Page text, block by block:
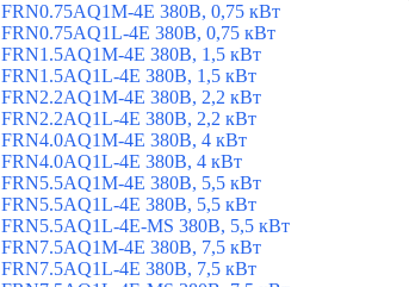
FRN0.75AQ1M-4E 380В, 0,75 кВт
FRN0.75AQ1L-4E 380В, 0,75 кВт
FRN1.5AQ1M-4E 380В, 1,5 кВт
FRN1.5AQ1L-4E 380В, 1,5 кВт
FRN2.2AQ1M-4E 380В, 2,2 кВт
FRN2.2AQ1L-4E 380В, 2,2 кВт
FRN4.0AQ1M-4E 380В, 4 кВт
FRN4.0AQ1L-4E 380В, 4 кВт
FRN5.5AQ1M-4E 380В, 5,5 кВт
FRN5.5AQ1L-4E 380В, 5,5 кВт
FRN5.5AQ1L-4E-MS 380В, 5,5 кВт
FRN7.5AQ1M-4E 380В, 7,5 кВт
FRN7.5AQ1L-4E 380В, 7,5 кВт